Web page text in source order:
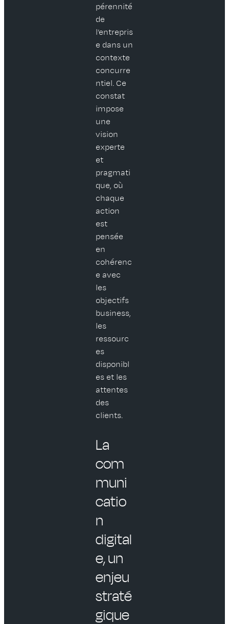
pérennité
de
l’entrepris
e dans un
contexte
concurre
ntiel. Ce
constat
impose
une
vision
experte
et
pragmati
que, où
chaque
action
est
pensée
en
cohérenc
e avec
les
objectifs
business,
les
ressourc
es
disponibl
es et les
attentes
des
clients.
La
com
muni
catio
n
digital
e, un
enjeu
straté
gique